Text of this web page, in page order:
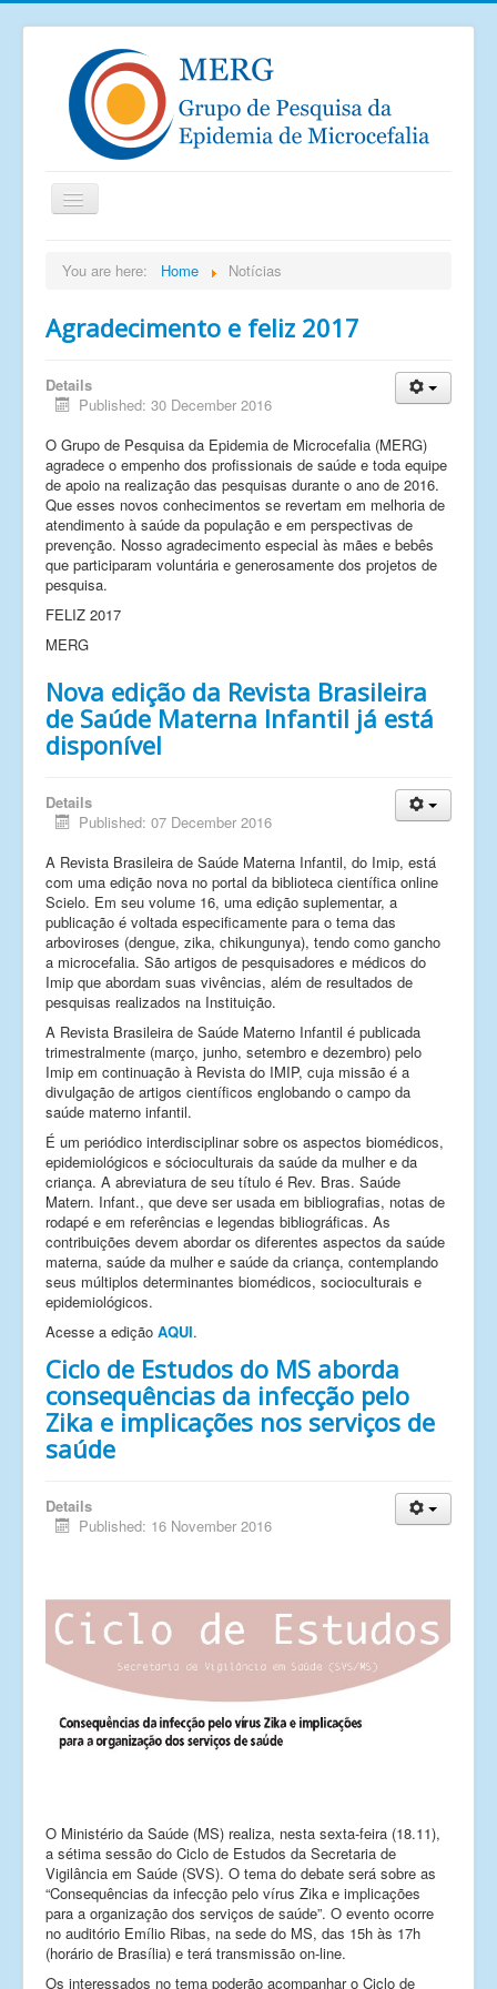
Saiu na mídia
Publicações
Grupos de pesquisa
Imagens
Links
Fale conosco
_
You are here: Home Notícias
Agradecimento e feliz 2017
Details
Published: 30 December 2016
O Grupo de Pesquisa da Epidemia de Microcefalia (MERG)
agradece o empenho dos profissionais de saúde e toda equipe
de apoio na realização das pesquisas durante o ano de 2016.
Que esses novos conhecimentos se revertam em melhoria de
atendimento à saúde da população e em perspectivas de
prevenção. Nosso agradecimento especial às mães e bebês
que participaram voluntária e generosamente dos projetos de
pesquisa.
FELIZ 2017
MERG
Nova edição da Revista Brasileira
de Saúde Materna Infantil já está
disponível
Details
Published: 07 December 2016
A Revista Brasileira de Saúde Materna Infantil, do Imip, está
com uma edição nova no portal da biblioteca científica online
Scielo. Em seu volume 16, uma edição suplementar, a
publicação é voltada especificamente para o tema das
arboviroses (dengue, zika, chikungunya), tendo como gancho
a microcefalia. São artigos de pesquisadores e médicos do
Imip que abordam suas vivências, além de resultados de
pesquisas realizados na Instituição.
A Revista Brasileira de Saúde Materno Infantil é publicada
trimestralmente (março, junho, setembro e dezembro) pelo
Imip em continuação à Revista do IMIP, cuja missão é a
divulgação de artigos científicos englobando o campo da
saúde materno infantil.
É um periódico interdisciplinar sobre os aspectos biomédicos,
epidemiológicos e sócioculturais da saúde da mulher e da
criança. A abreviatura de seu título é Rev. Bras. Saúde
Matern. Infant., que deve ser usada em bibliografias, notas de
rodapé e em referências e legendas bibliográficas. As
contribuições devem abordar os diferentes aspectos da saúde
materna, saúde da mulher e saúde da criança, contemplando
seus múltiplos determinantes biomédicos, socioculturais e
epidemiológicos.
Acesse a edição AQUI.
Ciclo de Estudos do MS aborda
consequências da infecção pelo
Zika e implicações nos serviços de
saúde
Details
Published: 16 November 2016
O Ministério da Saúde (MS) realiza, nesta sexta-feira (18.11),
a sétima sessão do Ciclo de Estudos da Secretaria de
Vigilância em Saúde (SVS). O tema do debate será sobre as
“Consequências da infecção pelo vírus Zika e implicações
para a organização dos serviços de saúde”. O evento ocorre
no auditório Emílio Ribas, na sede do MS, das 15h às 17h
(horário de Brasília) e terá transmissão on-line.
Os interessados no tema poderão acompanhar o Ciclo de